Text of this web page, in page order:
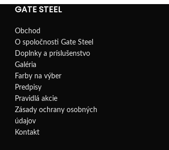
GATE STEEL
Obchod
O spoločnosti Gate Steel
Doplnky a príslušenstvo
Galéria
Farby na výber
Predpisy
Pravidlá akcie
Zásady ochrany osobných
údajov
Kontakt